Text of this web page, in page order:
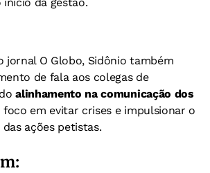
jornal O Globo, Sidônio também
de fala aos colegas de
alinhamento na comunicação dos
foco em evitar crises e impulsionar o
ações petistas.